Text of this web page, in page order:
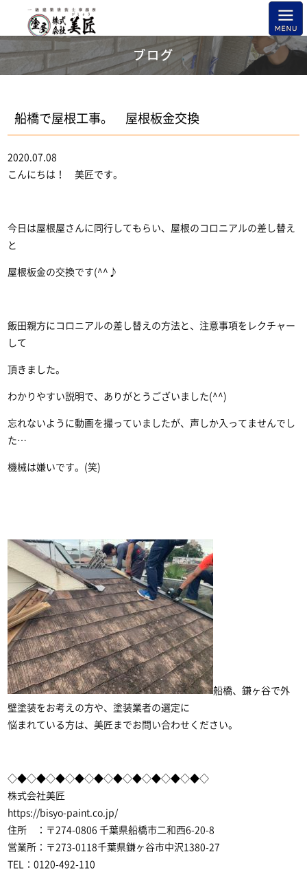
ブログ
船橋で屋根工事。 屋根板金交換
2020.07.08
こんにちは！ 美匠です。
今日は屋根屋さんに同行してもらい、屋根のコロニアルの差し替え
と
屋根板金の交換です(^^♪
飯田親方にコロニアルの差し替えの方法と、注意事項をレクチャー
して
頂きました。
わかりやすい説明で、ありがとうございました(^^)
忘れないように動画を撮っていましたが、声しか入ってませんでし
た…
機械は嫌いです。(笑)
船橋、鎌ヶ谷で外
壁塗装をお考えの方や、塗装業者の選定に
悩まれている方は、美匠までお問い合わせください。
◇◆◇◆◇◆◇◆◇◆◇◆◇◆◇◆◇◆◇◆◇
株式会社美匠
https://bisyo-paint.co.jp/
住所 ：〒274-0806 千葉県船橋市二和西6-20-8
営業所：〒273-0118千葉県鎌ヶ谷市中沢1380-27
TEL：0120-492-110